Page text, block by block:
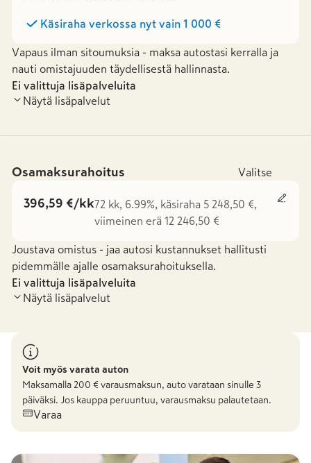
Käsiraha verkossa nyt vain 1 000 €
Vapaus ilman sitoumuksia - maksa autostasi kerralla ja
nauti omistajuuden täydellisestä hallinnasta.
Ei valittuja lisäpalveluita
Näytä lisäpalvelut
Osamaksurahoitus Valitse
396,59 €/kk72 kk, 6.99%, käsiraha 5 248,50 €,
viimeinen erä 12 246,50 €
Joustava omistus - jaa autosi kustannukset hallitusti
pidemmälle ajalle osamaksurahoituksella.
Ei valittuja lisäpalveluita
Näytä lisäpalvelut
Voit myös varata auton
Maksamalla 200 € varausmaksun, auto varataan sinulle 3
päiväksi. Jos kauppa peruuntuu, varausmaksu palautetaan.
Varaa